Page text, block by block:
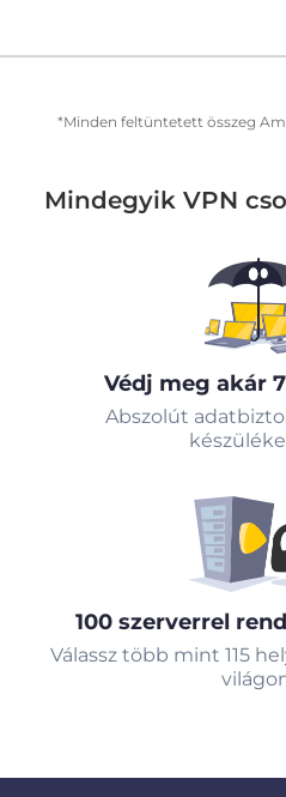
*Minden feltüntetett összeg
Mindegyik VPN
Védj meg akár
Abszolút
100 szerverrel
Válassz több mint 115